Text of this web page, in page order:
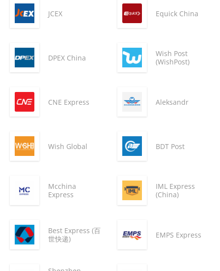
JCEX Equick China
DPEX China
Wish Post
(WishPost)
CNE Express Aleksandr
Wish Global BDT Post
Mcchina
Express
IML Express
(China)
Best Express (百
世快递)
EMPS Express